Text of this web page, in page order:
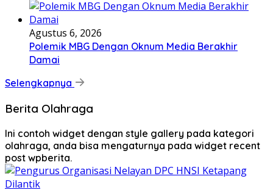
Agustus 6, 2026
Polemik MBG Dengan Oknum Media Berakhir
Damai
Selengkapnya
Berita Olahraga
Ini contoh widget dengan style gallery pada kategori
olahraga, anda bisa mengaturnya pada widget recent
post wpberita.